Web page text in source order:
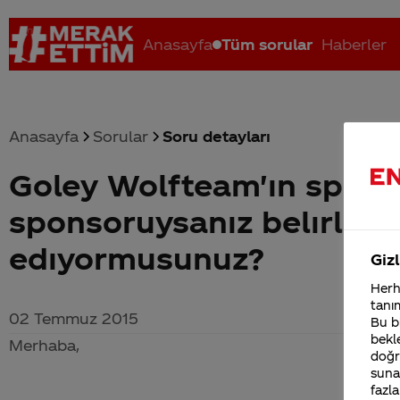
Anasayfa Tüm sorular Haberler
Coca-Cola nerenin malı? Coca cola İsrail malı mı Yani ...
Anasayfa Sorular Soru detayları
Goley Wolfteam'ın
sponsoruysanız belırlı
edıyormusunuz?
02 Temmuz 2015
Merhaba,
Bu